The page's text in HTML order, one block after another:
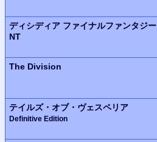
ディシディア ファイナルファンタジー
NT
The Division
テイルズ・オブ・ヴェスペリア
Definitive Edition